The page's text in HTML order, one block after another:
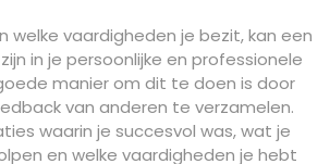
welke vaardigheden je bezit, kan een
in je persoonlijke en professionele
manier om dit te doen is door
van anderen te verzamelen.
waarin je succesvol was, wat je
en welke vaardigheden je hebt